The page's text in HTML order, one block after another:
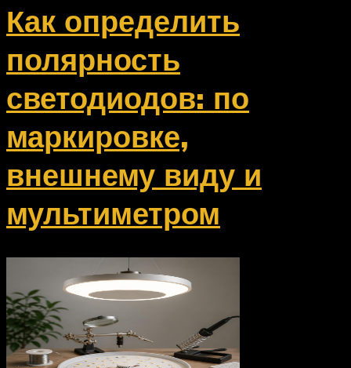
Как определить
полярность
светодиодов: по
маркировке,
внешнему виду и
мультиметром